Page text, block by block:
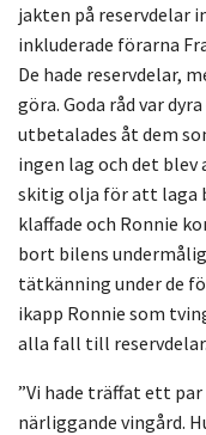
jakten på reservdelar
inkluderade förarna
De hade reservdelar,
göra. Goda råd var
utbetalades åt dem
ingen lag och det
skitig olja för att
klaffade och Ronnie
bort bilens
tätkänning under de
ikapp Ronnie som
alla fall till
”Vi hade träffat ett
närliggande vingård.